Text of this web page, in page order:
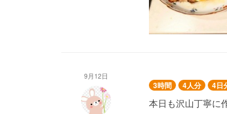
9月12日
3時間 4人分 4日
本日も沢山丁寧に